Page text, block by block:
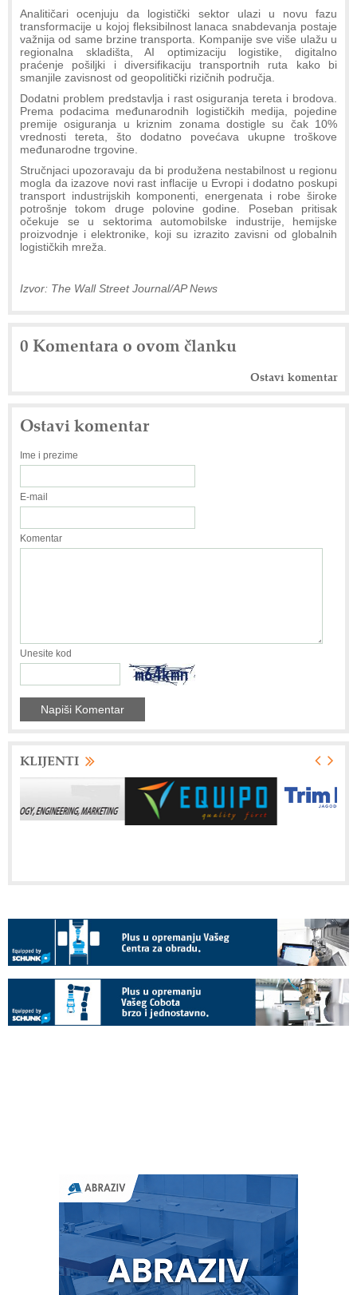
Analitičari ocenjuju da logistički sektor ulazi u novu fazu
transformacije u kojoj fleksibilnost lanaca snabdevanja postaje
važnija od same brzine transporta. Kompanije sve više ulažu u
regionalna skladišta, AI optimizaciju logistike, digitalno
praćenje pošiljki i diversifikaciju transportnih ruta kako bi
smanjile zavisnost od geopolitički rizičnih područja.
Dodatni problem predstavlja i rast osiguranja tereta i brodova.
Prema podacima međunarodnih logističkih medija, pojedine
premije osiguranja u kriznim zonama dostigle su čak 10%
vrednosti tereta, što dodatno povećava ukupne troškove
međunarodne trgovine.
Stručnjaci upozoravaju da bi produžena nestabilnost u regionu
mogla da izazove novi rast inflacije u Evropi i dodatno poskupi
transport industrijskih komponenti, energenata i robe široke
potrošnje tokom druge polovine godine. Poseban pritisak
očekuje se u sektorima automobilske industrije, hemijske
proizvodnje i elektronike, koji su izrazito zavisni od globalnih
logističkih mreža.
Izvor: The Wall Street Journal/AP News
0 Komentara o ovom članku
Ostavi komentar
Ostavi komentar
Ime i prezime
E-mail
Komentar
Unesite kod
KLIJENTI